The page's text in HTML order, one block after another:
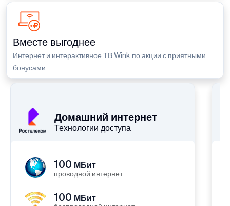
Вместе выгоднее
Интернет и интерактивное ТВ Wink по акции с приятными
бонусами
Домашний интернет
Технологии доступа
100 МБит
проводной интернет
100 МБит